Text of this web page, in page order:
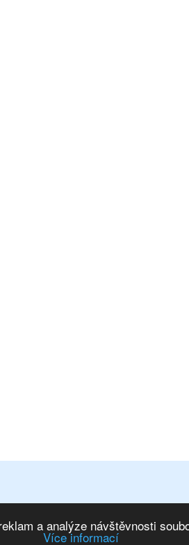
a analýze návštěvnosti
Více informací
IS|Marketing eshopu